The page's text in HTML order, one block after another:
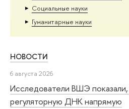
Социальные науки
Гуманитарные науки
НОВОСТИ
6 августа 2026
Исследователи ВШЭ показали,
регуляторную ДНК напрямую